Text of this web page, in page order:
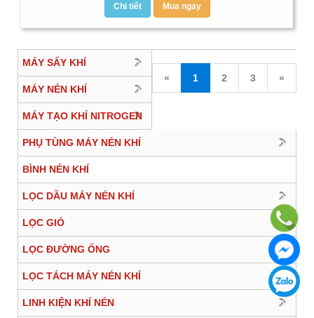
Chi tiết Mua ngay
« 1 2 3 »
MÁY SẤY KHÍ
MÁY NÉN KHÍ
MÁY TẠO KHÍ NITROGEN
PHỤ TÙNG MÁY NÉN KHÍ
BÌNH NÉN KHÍ
LỌC DẦU MÁY NÉN KHÍ
LỌC GIÓ
LỌC ĐƯỜNG ỐNG
LỌC TÁCH MÁY NÉN KHÍ
LINH KIỆN KHÍ NÉN